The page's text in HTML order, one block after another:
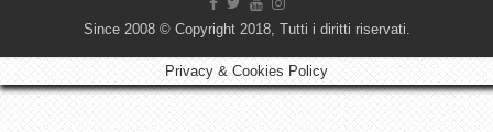
Since 2008 © Copyright 2018, Tutti i diritti riservati.
Privacy & Cookies Policy